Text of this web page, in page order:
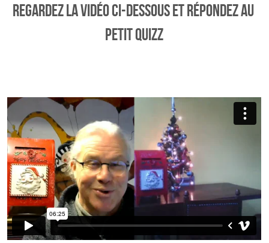
regardez la vidéo ci-dessous et répondez au
petit quizz